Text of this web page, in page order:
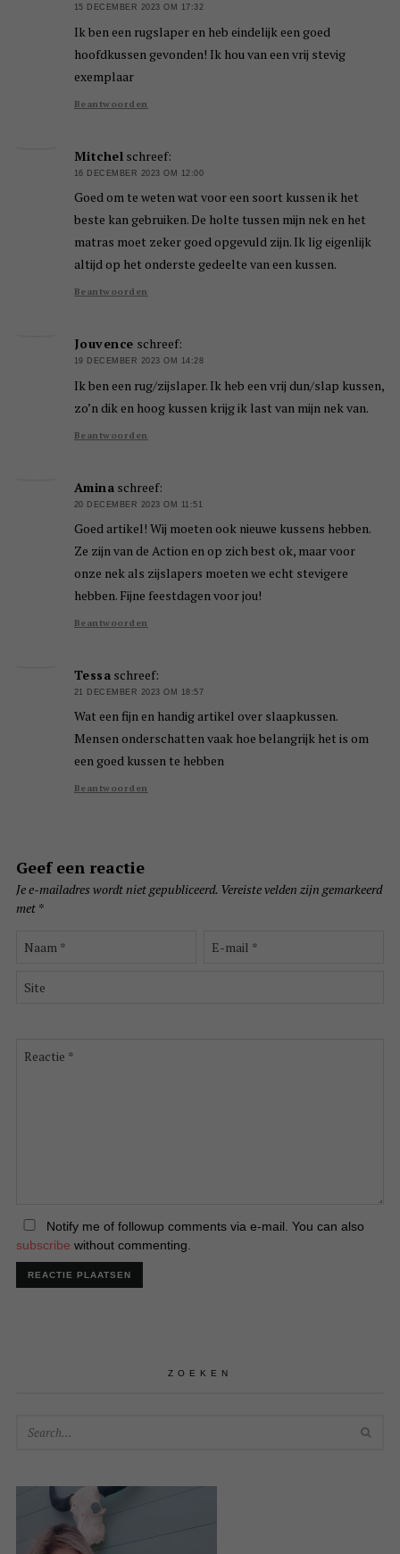
15 DECEMBER 2023 OM 17:32
Ik ben een rugslaper en heb eindelijk een goed
hoofdkussen gevonden! Ik hou van een vrij stevig
exemplaar
Beantwoorden
Mitchel schreef:
16 DECEMBER 2023 OM 12:00
Goed om te weten wat voor een soort kussen ik het
beste kan gebruiken. De holte tussen mijn nek en het
matras moet zeker goed opgevuld zijn. Ik lig eigenlijk
altijd op het onderste gedeelte van een kussen.
Beantwoorden
Jouvence schreef:
19 DECEMBER 2023 OM 14:28
Ik ben een rug/zijslaper. Ik heb een vrij dun/slap kussen,
zo’n dik en hoog kussen krijg ik last van mijn nek van.
Beantwoorden
Amina schreef:
20 DECEMBER 2023 OM 11:51
Goed artikel! Wij moeten ook nieuwe kussens hebben.
Ze zijn van de Action en op zich best ok, maar voor
onze nek als zijslapers moeten we echt stevigere
hebben. Fijne feestdagen voor jou!
Beantwoorden
Tessa schreef:
21 DECEMBER 2023 OM 18:57
Wat een fijn en handig artikel over slaapkussen.
Mensen onderschatten vaak hoe belangrijk het is om
een goed kussen te hebben
Beantwoorden
Geef een reactie
Je e-mailadres wordt niet gepubliceerd. Vereiste velden zijn gemarkeerd
met *
Notify me of followup comments via e-mail. You can also
subscribe without commenting.
ZOEKEN